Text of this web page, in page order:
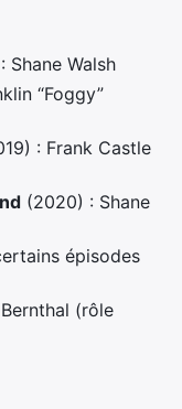
Shane Walsh
“Foggy”
: Frank Castle
(2020) : Shane
épisodes
(rôle